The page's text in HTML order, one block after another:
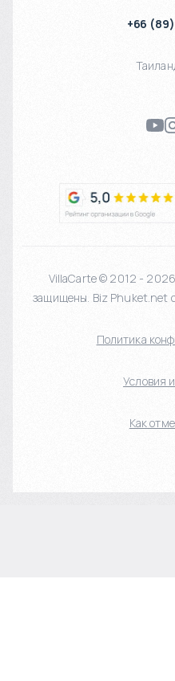
+66
VillaCarte © 2012 -
защищены. Biz Phuket.net
Политика
Условия
Как